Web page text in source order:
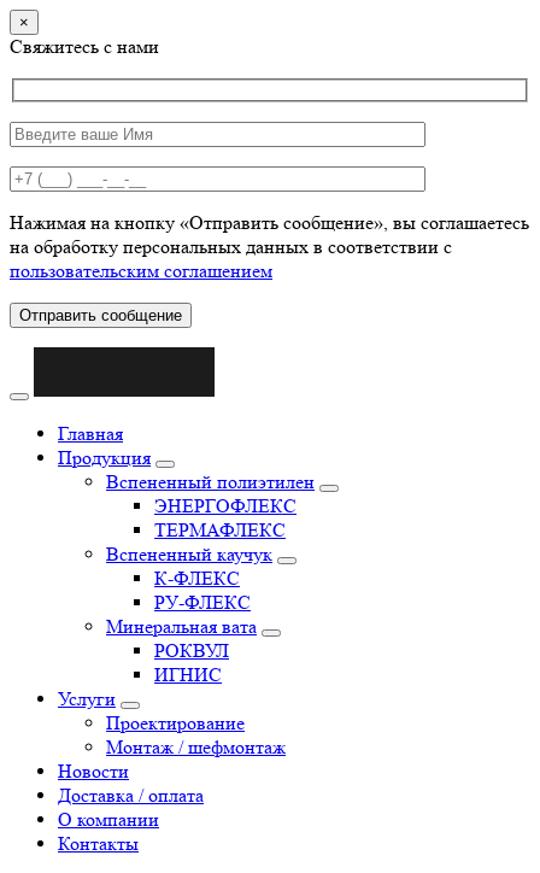
×
Свяжитесь с нами
Нажимая на кнопку «Отправить сообщение», вы соглашаетесь
на обработку персональных данных в соответствии с
пользовательским соглашением
Отправить сообщение
Главная
Продукция
Вспененный полиэтилен
ЭНЕРГОФЛЕКС
ТЕРМАФЛЕКС
Вспененный каучук
К-ФЛЕКС
РУ-ФЛЕКС
Минеральная вата
РОКВУЛ
ИГНИС
Услуги
Проектирование
Монтаж / шефмонтаж
Новости
Доставка / оплата
О компании
Контакты